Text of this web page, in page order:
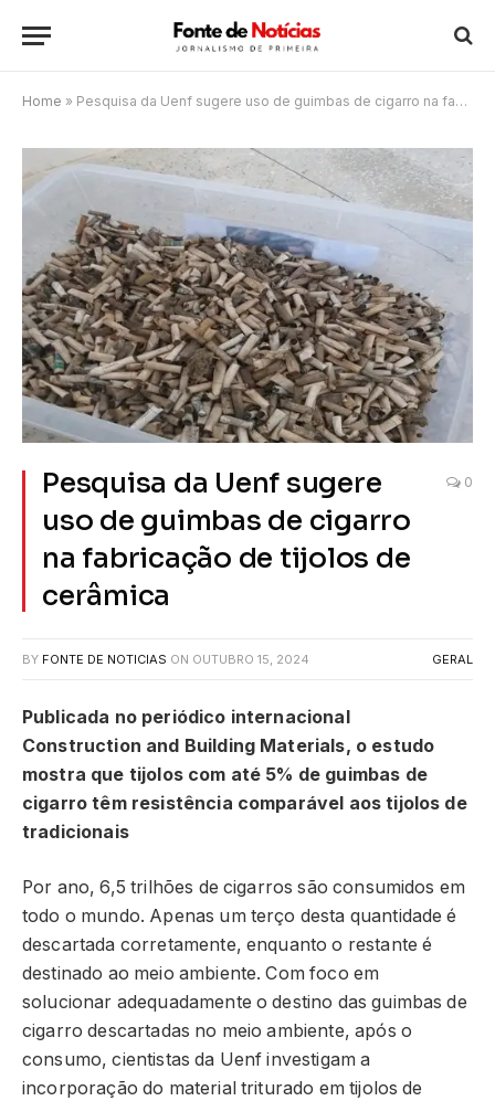
Home » Pesquisa da Uenf sugere uso de guimbas de cigarro na fabricação de tijolos de cerâmica
Pesquisa da Uenf sugere
uso de guimbas de cigarro
na fabricação de tijolos de
cerâmica
0
BY FONTE DE NOTICIAS ON OUTUBRO 15, 2024 GERAL
Publicada no periódico internacional
Construction and Building Materials, o estudo
mostra que tijolos com até 5% de guimbas de
cigarro têm resistência comparável aos tijolos de
tradicionais
Por ano, 6,5 trilhões de cigarros são consumidos em
todo o mundo. Apenas um terço desta quantidade é
descartada corretamente, enquanto o restante é
destinado ao meio ambiente. Com foco em
solucionar adequadamente o destino das guimbas de
cigarro descartadas no meio ambiente, após o
consumo, cientistas da Uenf investigam a
incorporação do material triturado em tijolos de